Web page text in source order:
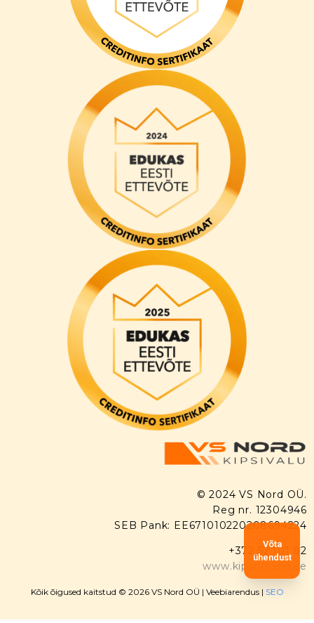
© 2024 VS Nord OÜ.
Reg nr. 12304946
SEB Pank: EE671010220208694224
+372 52 101 82
www.kipsporand.ee
Kõik õigused kaitstud © 2026 VS Nord OÜ | Veebiarendus | SEO
Võta
ühendust